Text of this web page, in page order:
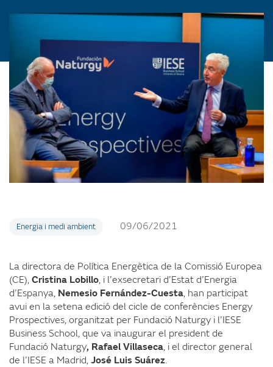
Energia i medi ambient 09/06/2021
La directora de Política Energètica de la Comissió Europea
(CE), Cristina Lobillo, i l’exsecretari d’Estat d’Energia
d’Espanya, Nemesio Fernández-Cuesta, han participat
avui en la setena edició del cicle de conferències Energy
Prospectives, organitzat per Fundació Naturgy i l’IESE
Business School, que va inaugurar el president de
Fundació Naturgy, Rafael Villaseca, i el director general
de l’IESE a Madrid, José Luis Suárez.